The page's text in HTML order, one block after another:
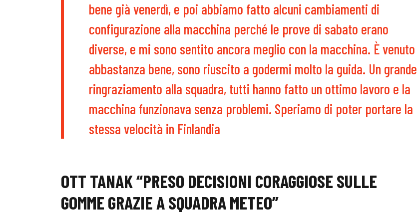
bene già venerdì, e poi abbiamo fatto alcuni cambiamenti di
configurazione alla macchina perché le prove di sabato erano
diverse, e mi sono sentito ancora meglio con la macchina. È venuto
abbastanza bene, sono riuscito a godermi molto la guida. Un grande
ringraziamento alla squadra, tutti hanno fatto un ottimo lavoro e la
macchina funzionava senza problemi. Speriamo di poter portare la
stessa velocità in Finlandia
OTT TANAK “PRESO DECISIONI CORAGGIOSE SULLE
GOMME GRAZIE A SQUADRA METEO”